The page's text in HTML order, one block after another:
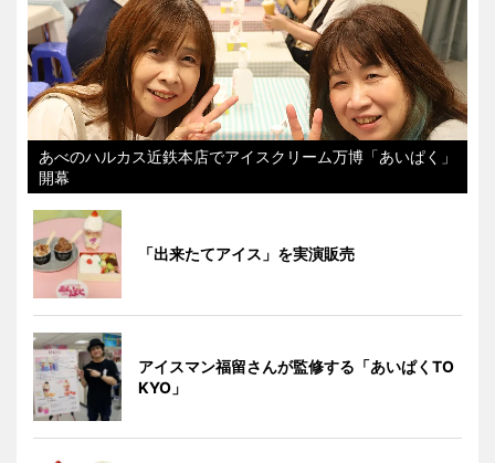
あべのハルカス近鉄本店でアイスクリーム万博「あいぱく」
開幕
「出来たてアイス」を実演販売
アイスマン福留さんが監修する「あいぱくTO
KYO」